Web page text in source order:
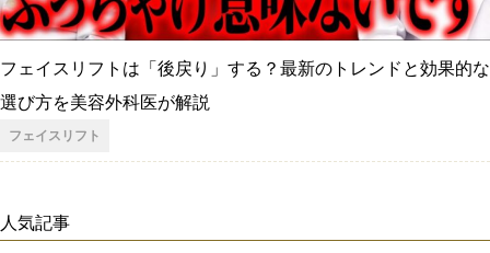
フェイスリフトは「後戻り」する？最新のトレンドと効果的な
選び方を美容外科医が解説
フェイスリフト
人気記事